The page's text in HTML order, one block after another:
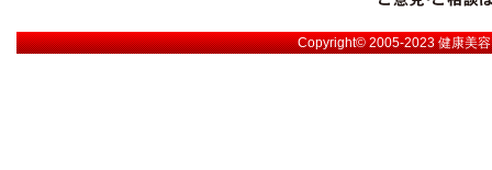
Copyright© 2005-2023健康美